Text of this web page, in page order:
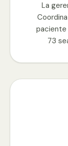
La
paciente
73